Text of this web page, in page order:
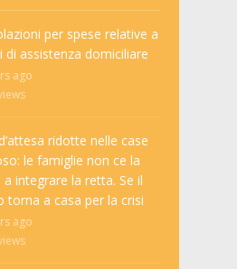
per spese relative a
di assistenza domiciliare
ago
ridotte nelle case
le famiglie non ce la
integrare la retta. Se il
torna a casa per la crisi
ago